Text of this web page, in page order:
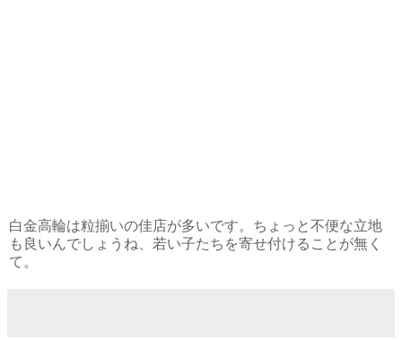
白金高輪は粒揃いの佳店が多いです。ちょっと不便な立地
も良いんでしょうね、若い子たちを寄せ付けることが無く
て。